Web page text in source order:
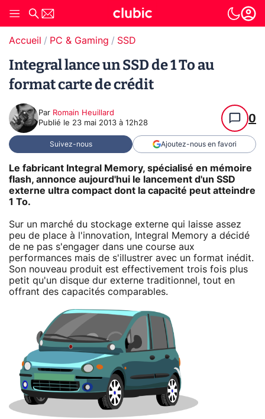
Accueil PC & Gaming SSD
Integral lance un SSD de 1 To au
format carte de crédit
Par Romain Heuillard
Publié le 23 mai 2013 à 12h28 0
Suivez-nous Ajoutez-nous en favori
Le fabricant Integral Memory, spécialisé en mémoire
flash, annonce aujourd'hui le lancement d'un SSD
externe ultra compact dont la capacité peut atteindre
1 To.
Sur un marché du stockage externe qui laisse assez
peu de place à l'innovation, Integral Memory a décidé
de ne pas s'engager dans une course aux
performances mais de s'illustrer avec un format inédit.
Son nouveau produit est effectivement trois fois plus
petit qu'un disque dur externe traditionnel, tout en
offrant des capacités comparables.